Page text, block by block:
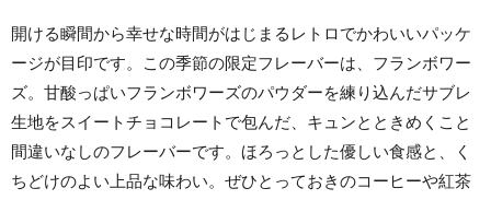
開ける瞬間から幸せな時間がはじまるレトロでかわいいパッケ
ージが目印です。この季節の限定フレーバーは、フランボワー
ズ。甘酸っぱいフランボワーズのパウダーを練り込んだサブレ
生地をスイートチョコレートで包んだ、キュンとときめくこと
間違いなしのフレーバーです。ほろっとした優しい食感と、く
ちどけのよい上品な味わい。ぜひとっておきのコーヒーや紅茶